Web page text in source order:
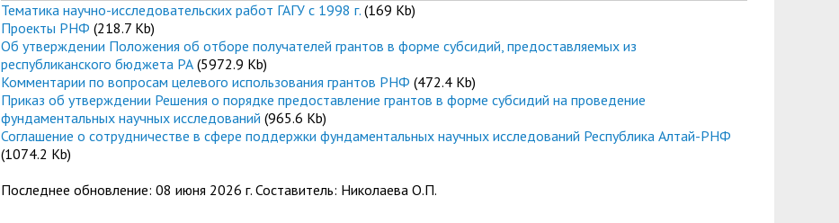
Тематика научно-исследовательских работ ГАГУ с 1998 г. (169 Kb)
Проекты РНФ (218.7 Kb)
Об утверждении Положения об отборе получателей грантов в форме субсидий, предоставляемых из
республиканского бюджета РА (5972.9 Kb)
Комментарии по вопросам целевого использования грантов РНФ (472.4 Kb)
Приказ об утверждении Решения о порядке предоставление грантов в форме субсидий на проведение
фундаментальных научных исследований (965.6 Kb)
Соглашение о сотрудничестве в сфере поддержки фундаментальных научных исследований Республика Алтай-РНФ
(1074.2 Kb)
Последнее обновление: 08 июня 2026 г. Составитель: Николаева О.П.